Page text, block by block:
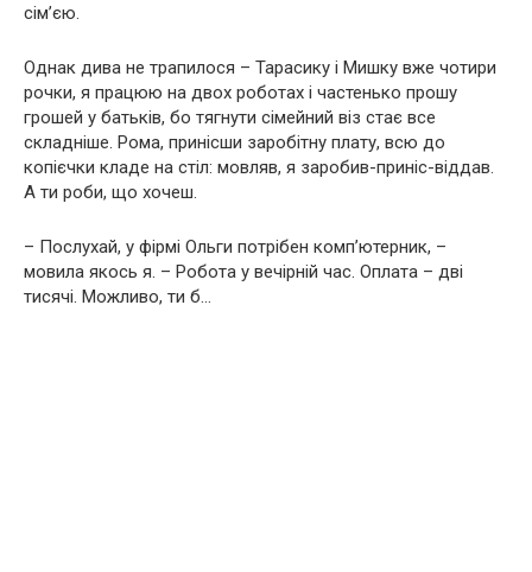
сім’єю.
Однак дива не трапилося – Тарасику і Мишку вже чотири
рочки, я працюю на двох роботах і частенько прошу
грошей у батьків, бо тягнути сімейний віз стає все
складніше. Рома, принісши заробітну плату, всю до
копієчки кладе на стіл: мовляв, я заробив-приніс-віддав.
А ти роби, що хочеш.
– Послухай, у фірмі Ольги потрібен комп’ютерник, –
мовила якось я. – Робота у вечірній час. Оплата – дві
тисячі. Можливо, ти б…